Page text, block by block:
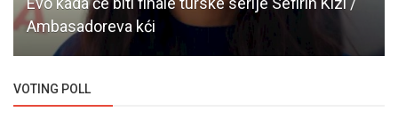
Ambasadoreva kći
VOTING POLL